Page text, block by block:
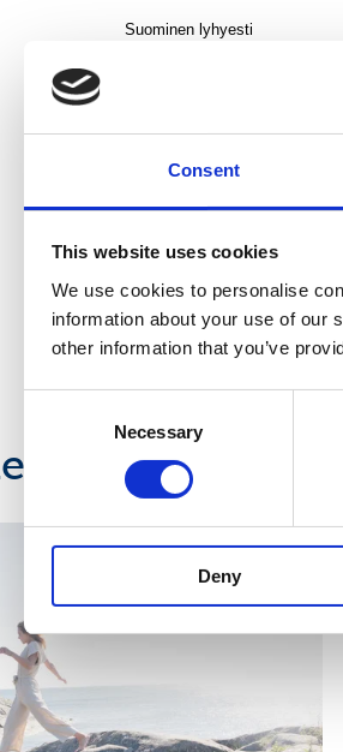
Consent
This website uses cookies
We use cookies to personalise
information about your use of our
other information that you’ve
Necessary
Deny
Suominen lyhyesti
Suominen valmistaa
2013 oli 373,7 milj. euroa ja
NASDAQ OMX:n Helsingin
uutiset